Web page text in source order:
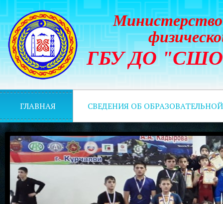
Министерство
ГБУ ДО "СШОР
ГЛАВНАЯ СВЕДЕНИЯ ОБ